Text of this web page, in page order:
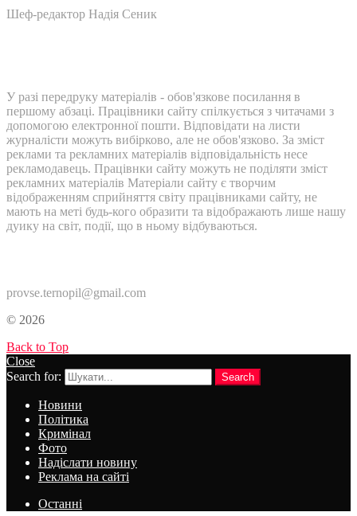
Шеф-редактор Надія Сеник
У разі передруку матеріалів - обов'язкове посилання в
першому абзаці. Працівники сайту спілкується з читачами з
допомогою електронної пошти. Відповідати на листи
журналісти можуть вибірково, але не обов'язково. За зміст
реклами та рекламних матеріалів відповідальність несе
рекламодавець. Працівнки сайту можуть не поділяти зміст
рекламних матеріалів Матеріали сайту є творчим
відображенням сприйняття світу працівниками сайту, не
мають на меті будь-кого образити та відображають лише нашу
дуику на світ, події, що в ньому відбуваються.
provse.ternopil@gmail.com
© 2026
Back to Top
Close
Search for:
Search
Новини
Політика
Кримінал
Фото
Надіслати новину
Реклама на сайті
Останні